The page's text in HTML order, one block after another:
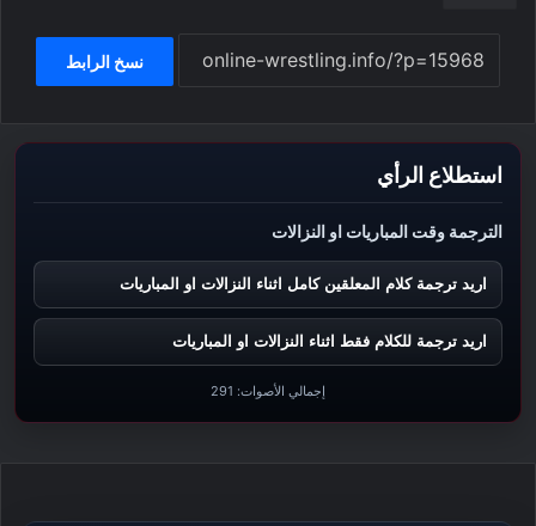
نسخ الرابط
استطلاع الرأي
الترجمة وقت المباريات او النزالات
اريد ترجمة كلام المعلقين كامل اثناء النزالات او المباريات
اريد ترجمة للكلام فقط اثناء النزالات او المباريات
إجمالي الأصوات: 291